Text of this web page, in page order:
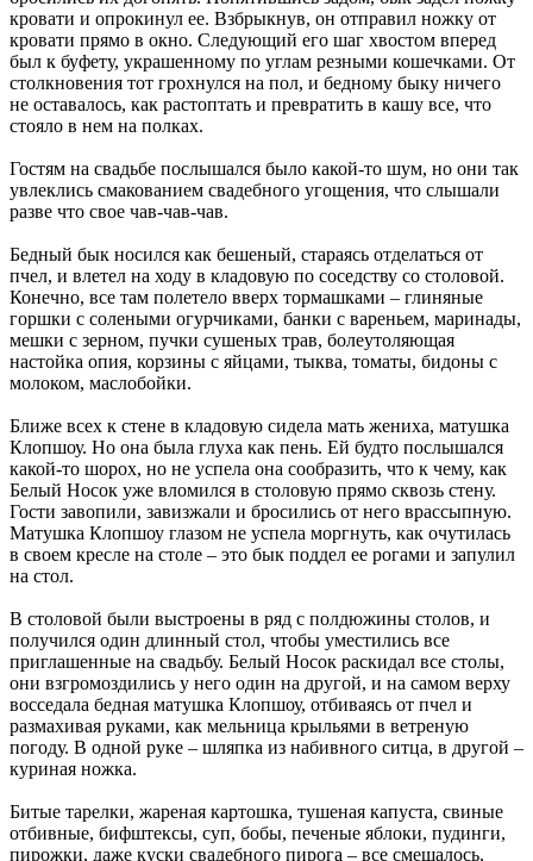
кровати и опрокинул ее. Взбрыкнув, он отправил ножку от
кровати прямо в окно. Следующий его шаг хвостом вперед
был к буфету, украшенному по углам резными кошечками. От
столкновения тот грохнулся на пол, и бедному быку ничего
не оставалось, как растоптать и превратить в кашу все, что
стояло в нем на полках.
Гостям на свадьбе послышался было какой-то шум, но они так
увлеклись смакованием свадебного угощения, что слышали
разве что свое чав-чав-чав.
Бедный бык носился как бешеный, стараясь отделаться от
пчел, и влетел на ходу в кладовую по соседству со столовой.
Конечно, все там полетело вверх тормашками – глиняные
горшки с солеными огурчиками, банки с вареньем, маринады,
мешки с зерном, пучки сушеных трав, болеутоляющая
настойка опия, корзины с яйцами, тыква, томаты, бидоны с
молоком, маслобойки.
Ближе всех к стене в кладовую сидела мать жениха, матушка
Клопшоу. Но она была глуха как пень. Ей будто послышался
какой-то шорох, но не успела она сообразить, что к чему, как
Белый Носок уже вломился в столовую прямо сквозь стену.
Гости завопили, завизжали и бросились от него врассыпную.
Матушка Клопшоу глазом не успела моргнуть, как очутилась
в своем кресле на столе – это бык поддел ее рогами и запулил
на стол.
В столовой были выстроены в ряд с полдюжины столов, и
получился один длинный стол, чтобы уместились все
приглашенные на свадьбу. Белый Носок раскидал все столы,
они взгромоздились у него один на другой, и на самом верху
восседала бедная матушка Клопшоу, отбиваясь от пчел и
размахивая руками, как мельница крыльями в ветреную
погоду. В одной руке – шляпка из набивного ситца, в другой –
куриная ножка.
Битые тарелки, жареная картошка, тушеная капуста, свиные
отбивные, бифштексы, суп, бобы, печеные яблоки, пудинги,
пирожки, даже куски свадебного пирога – все смешалось,